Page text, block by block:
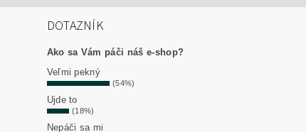
DOTAZNÍK
Ako sa Vám páči náš e-shop?
Veľmi pekný
(54%)
Ujde to
(18%)
Nepáči sa mi